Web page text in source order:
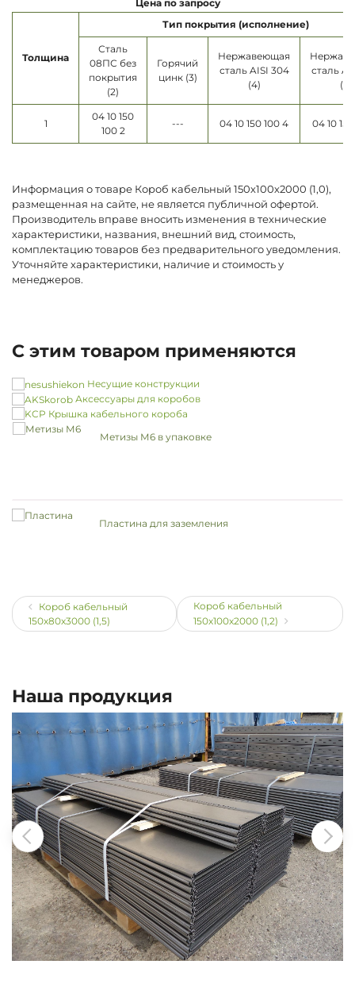
Цена по запросу
Толщина
Тип покрытия (исполнение)
Сталь
08ПС без
покрытия
(2)
Горячий
цинк (3)
Нержавеющая
сталь AISI 304
(4)
сталь
(5)
1
04 10 150
100 2
--- 04 10 150 100 4 04 10
Информация о товаре Короб кабельный 150х100х2000 (1,0),
размещенная на сайте, не является публичной офертой.
Производитель вправе вносить изменения в технические
характеристики, названия, внешний вид, стоимость,
комплектацию товаров без предварительного уведомления.
Уточняйте характеристики, наличие и стоимость у
менеджеров.
С этим товаром применяются
Несущие конструкции
Аксессуары для коробов
Крышка кабельного короба
Метизы М6 в упаковке
Пластина для заземления
Короб кабельный
150х80х3000 (1,5)
Короб кабельный
150х100х2000 (1,2)
Наша продукция